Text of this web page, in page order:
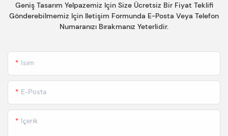
Geniş Tasarım Yelpazemiz Için Size Ücretsiz Bir Fiyat Teklifi
Gönderebilmemiz Için Iletişim Formunda E-Posta Veya Telefon
Numaranızı Bırakmanız Yeterlidir.
Isim
E-Posta
Içerik